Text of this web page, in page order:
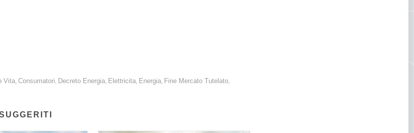
Vita, Consumatori, Decreto Energia, Elettricita, Energia, Fine Mercato Tutelato,